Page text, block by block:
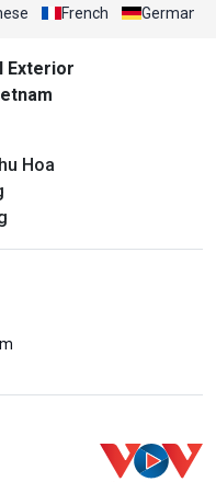
French German
Exterior
Hoa